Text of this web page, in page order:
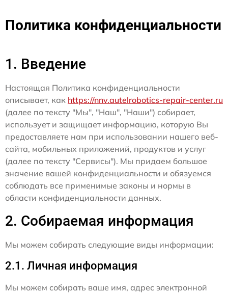
Политика конфиденциальности
1. Введение
Настоящая Политика конфиденциальности
описывает, как https://nnv.autelrobotics-repair-center.ru
(далее по тексту "Мы", "Наш", "Наши") собирает,
использует и защищает информацию, которую Вы
предоставляете нам при использовании нашего веб-
сайта, мобильных приложений, продуктов и услуг
(далее по тексту "Сервисы"). Мы придаем большое
значение вашей конфиденциальности и обязуемся
соблюдать все применимые законы и нормы в
области конфиденциальности данных.
2. Собираемая информация
Мы можем собирать следующие виды информации:
2.1. Личная информация
Мы можем собирать ваше имя, адрес электронной